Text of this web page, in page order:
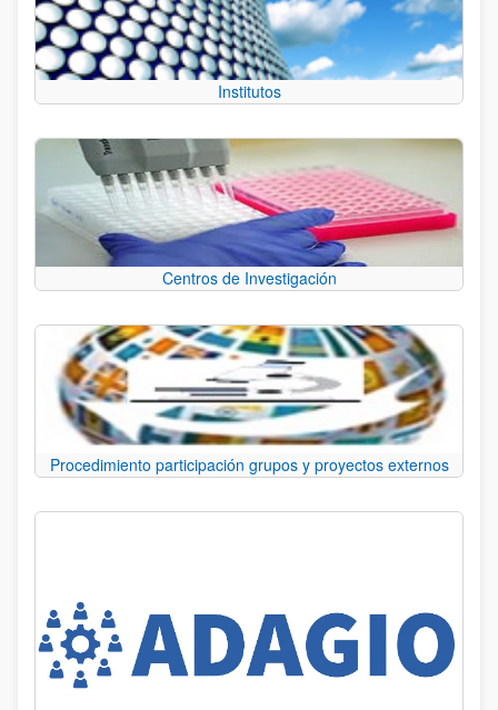
Institutos
Centros de Investigación
Procedimiento participación grupos y proyectos externos